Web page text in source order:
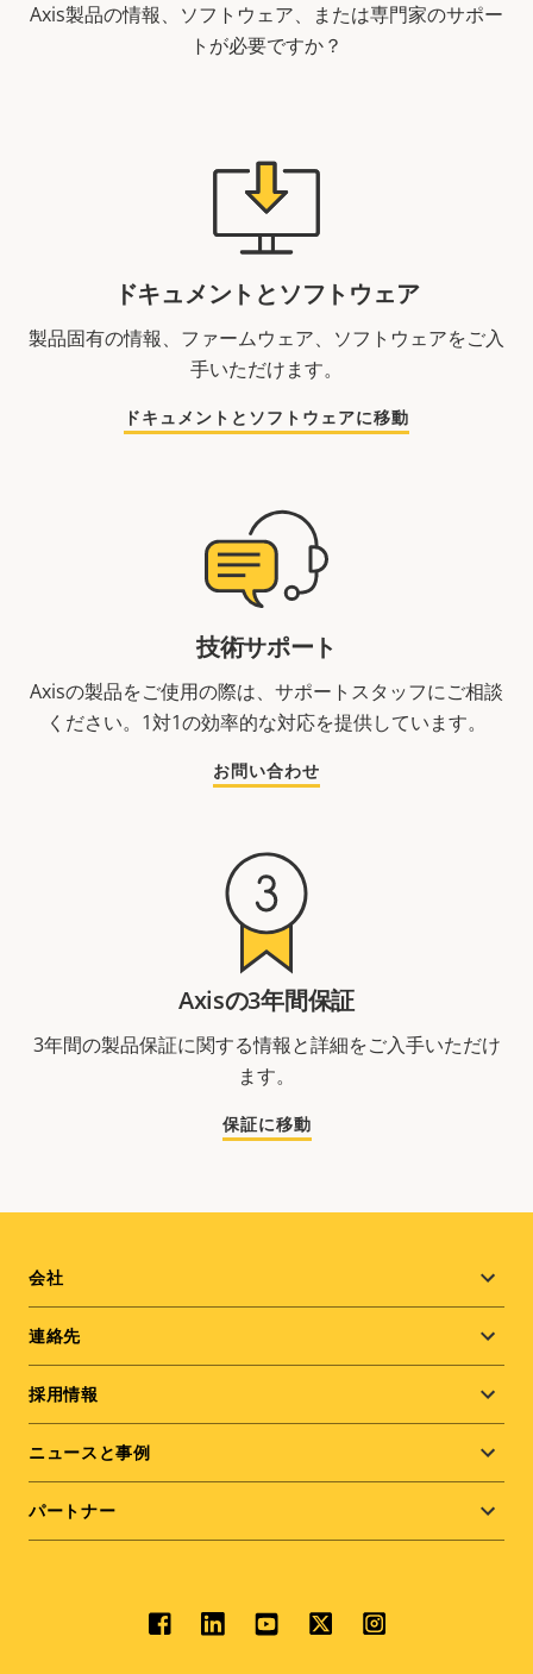
Axis製品の情報、ソフトウェア、または専門家のサポー
トが必要ですか？
ドキュメントとソフトウェア
製品固有の情報、ファームウェア、ソフトウェアをご入
手いただけます。
ドキュメントとソフトウェアに移動
技術サポート
Axisの製品をご使用の際は、サポートスタッフにご相談
ください。1対1の効率的な対応を提供しています。
お問い合わせ
Axisの3年間保証
3年間の製品保証に関する情報と詳細をご入手いただけ
ます。
保証に移動
Footer
menu
会社
連絡先
採用情報
ニュースと事例
パートナー
Social